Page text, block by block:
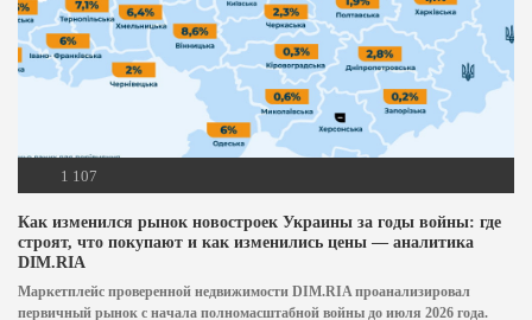
1 107
Как изменился рынок новостроек Украины за годы войны: где
строят, что покупают и как изменились цены — аналитика
DIM.RIA
Маркетплейс проверенной недвижимости DIM.RIA проанализировал
первичный рынок с начала полномасштабной войны до июля 2026 года.